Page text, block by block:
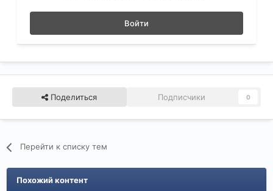
Войти
Поделиться Подписчики 0
Перейти к списку тем
Похожий контент